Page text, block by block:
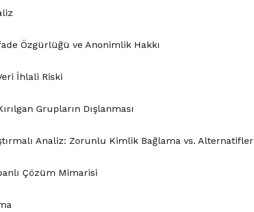
Özgürlüğü ve Anonimlik Hakkı
İhlali Riski
Grupların Dışlanması
Analiz: Zorunlu Kimlik Bağlama vs. Alternatifler
Çözüm Mimarisi